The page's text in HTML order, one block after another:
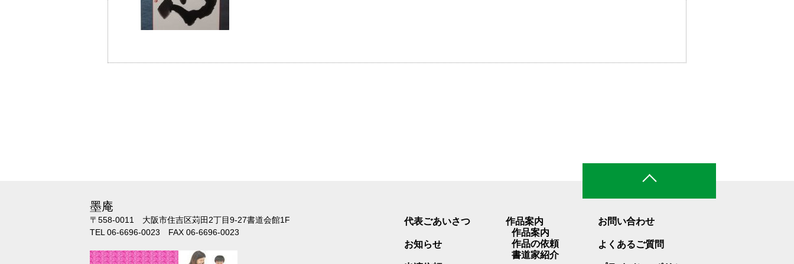
墨庵
〒558-0011 大阪市住吉区苅田2丁目9-27書道会館1F
TEL 06-6696-0023 FAX 06-6696-0023
代表ごあいさつ
お知らせ
作品案内
作品案内
作品の依頼
書道家紹介
お問い合わせ
よくあるご質問